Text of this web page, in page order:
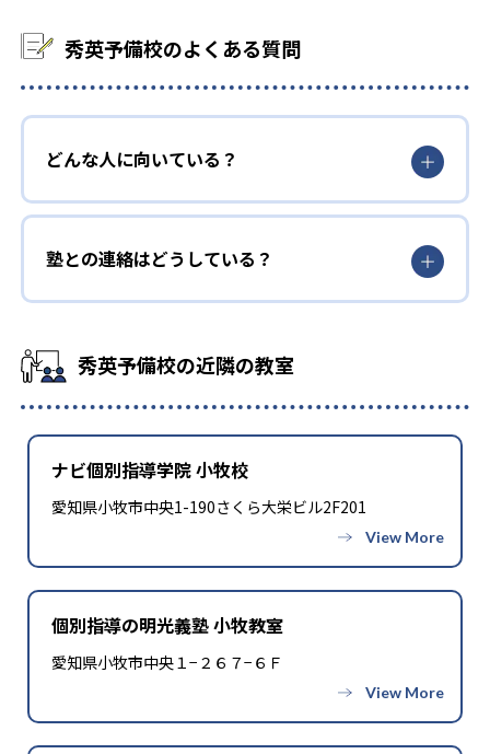
秀英予備校のよくある質問
どんな人に向いている？
塾との連絡はどうしている？
秀英予備校の近隣の教室
ナビ個別指導学院 小牧校
愛知県小牧市中央1-190さくら大栄ビル2F201
個別指導の明光義塾 小牧教室
愛知県小牧市中央１−２６７−６Ｆ